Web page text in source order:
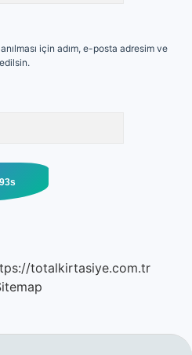
için adım, e-posta adresim ve
totalkirtasiye.com.tr